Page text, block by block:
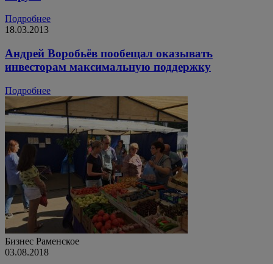
Подробнее
18.03.2013
Андрей Воробьёв пообещал оказывать
инвесторам максимальную поддержку
Подробнее
Бизнес Раменское
03.08.2018